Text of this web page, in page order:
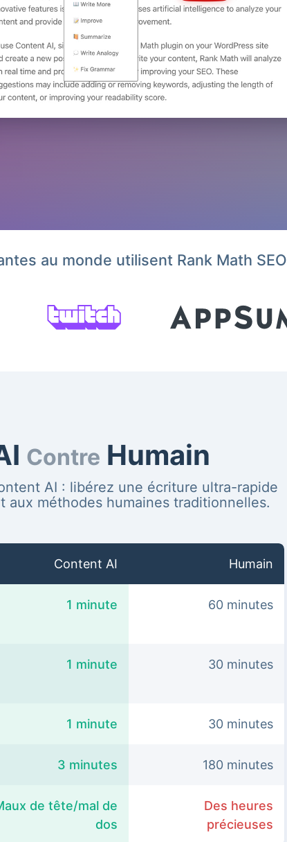
au monde utilisent Rank Math SEO
Contre Humain
AI : libérez une écriture ultra-rapide
aux méthodes humaines traditionnelles.
Content AI Humain
1 minute 60 minutes
1 minute 30 minutes
1 minute 30 minutes
3 minutes 180 minutes
de tête/mal de
dos
Des heures
précieuses